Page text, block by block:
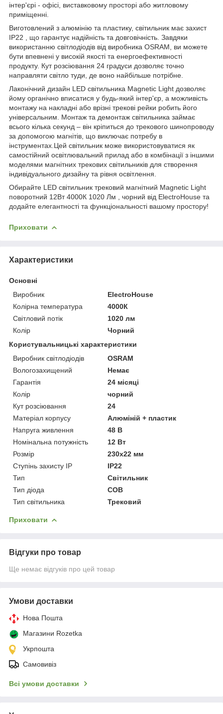
інтер'єрі - офісі, виставковому просторі або житловому
приміщенні.
Виготовлений з алюмінію та пластику, світильник має захист
IP22 , що гарантує надійність та довговічність. Завдяки
використанню світлодіодів від виробника OSRAM, ви можете
бути впевнені у високій якості та енергоефективності
продукту. Кут розсіювання 24 градуси дозволяє точно
направляти світло туди, де воно найбільше потрібне.
Лаконічний дизайн LED світильника Magnetic Light дозволяє
йому органічно вписатися у будь-який інтер'єр, а можливість
монтажу на накладні або врізні трекові рейки робить його
універсальним. Монтаж та демонтаж світильника займає
всього кілька секунд – він кріпиться до трекового шинопроводу
за допомогою магнітів, що виключає потребу в
інструментах.Цей світильник може використовуватися як
самостійний освітлювальний прилад або в комбінації з іншими
моделями магнітних трекових світильників для створення
індивідуального дизайну та рівня освітлення.
Обирайте LED світильник трековий магнітний Magnetic Light
поворотний 12Вт 4000К 1020 Лм , чорний від ElectroHouse та
додайте елегантності та функціональності вашому простору!
Приховати
Характеристики
Основні
Виробник
ElectroHouse
Колірна температура
4000К
Світловий потік
1020 лм
Колір
Чорний
Користувальницькі характеристики
Виробник світлодіодів
OSRAM
Вологозахищений
Немає
Гарантія
24 місяці
Колiр
чорний
Кут розсіювання
24
Матеріал корпусу
Алюміній + пластик
Напруга живлення
48 В
Номінальна потужність
12 Вт
Розмір
230х22 мм
Ступінь захисту IP
IP22
Тип
Світильник
Тип діода
COB
Тип світильника
Трековий
Приховати
Відгуки про товар
Ще немає відгуків про цей товар
Умови доставки
Нова Пошта
Магазини Rozetka
Укрпошта
Самовивіз
Всі умови доставки